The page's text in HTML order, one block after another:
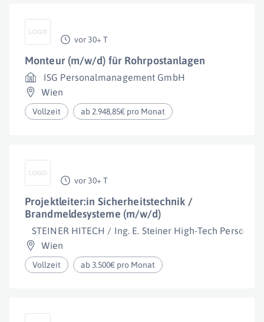
vor 30+ T
Monteur (m/w/d) für Rohrpostanlagen
ISG Personalmanagement GmbH
Wien
Vollzeit ab 2.948,85€ pro Monat
vor 30+ T
Projektleiter:in Sicherheitstechnik /
Brandmeldesysteme (m/w/d)
STEINER HITECH / Ing. E. Steiner High-Tech
Wien
Vollzeit ab 3.500€ pro Monat